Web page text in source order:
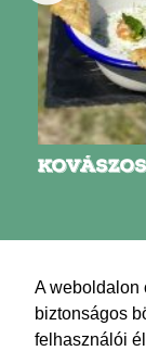
A weboldalon
biztonságos
felhasználói